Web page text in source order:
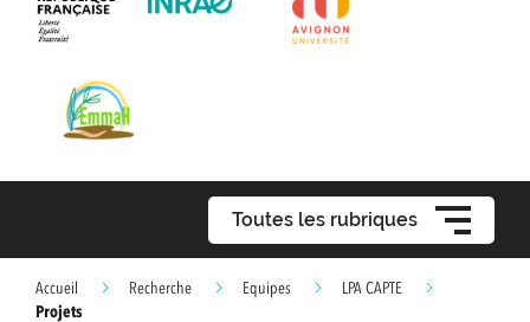
Toutes les rubriques
Accueil Recherche Equipes
LPA CAPTE
Projets